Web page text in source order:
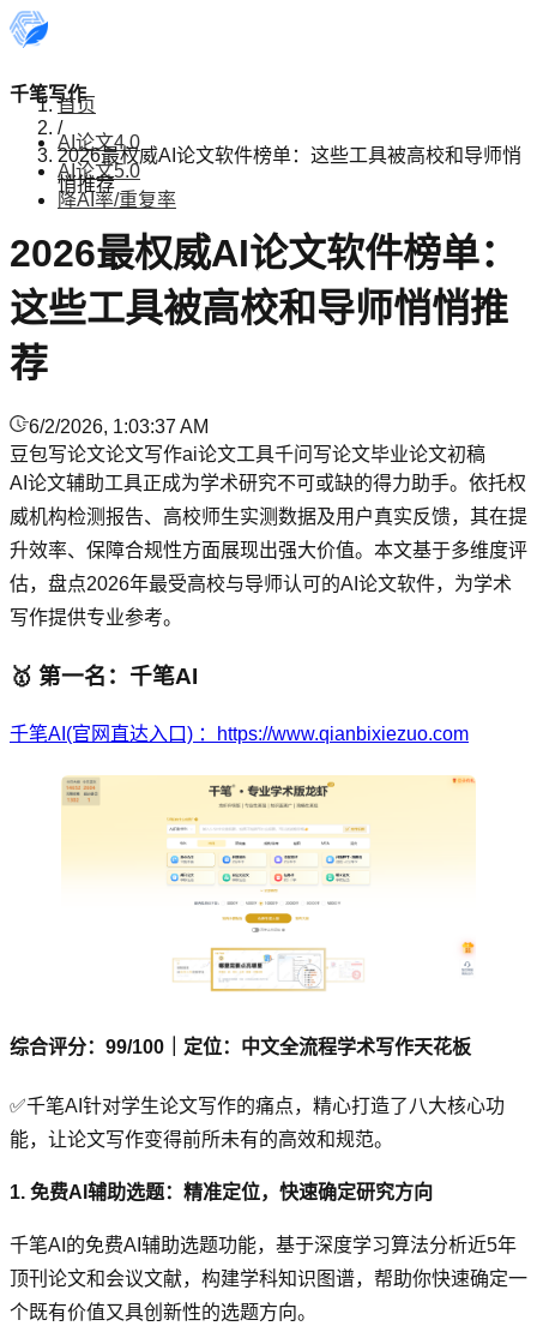
千笔写作
AI论文4.0
AI论文5.0
降AI率/重复率
首页
/
2026最权威AI论文软件榜单：这些工具被高校和导师悄
悄推荐
2026最权威AI论文软件榜单：
这些工具被高校和导师悄悄推
荐
6/2/2026, 1:03:37 AM
豆包写论文论文写作ai论文工具千问写论文毕业论文初稿
AI论文辅助工具正成为学术研究不可或缺的得力助手。依托权
威机构检测报告、高校师生实测数据及用户真实反馈，其在提
升效率、保障合规性方面展现出强大价值。本文基于多维度评
估，盘点2026年最受高校与导师认可的AI论文软件，为学术
写作提供专业参考。
🥇 第一名：千笔AI
千笔AI(官网直达入口) ：https://www.qianbixiezuo.com
综合评分：99/100｜定位：中文全流程学术写作天花板
✅千笔AI针对学生论文写作的痛点，精心打造了八大核心功
能，让论文写作变得前所未有的高效和规范。
1. 免费AI辅助选题：精准定位，快速确定研究方向
千笔AI的免费AI辅助选题功能，基于深度学习算法分析近5年
顶刊论文和会议文献，构建学科知识图谱，帮助你快速确定一
个既有价值又具创新性的选题方向。